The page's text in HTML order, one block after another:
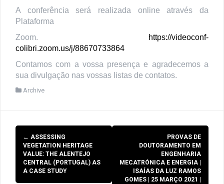
A conferência será realizada online através da
Plataforma
Zoom.
https://videoconf-
colibri.zoom.us/j/88670733864
Contamos com a vossa presença e agradecemos a
sua divulgação nas vossas listas de contatos.
Archive
Post
navigation
← ASSESSING
VEGETATION HERITAGE
VALUE: THE ALENTEJO
CENTRAL (PORTUGAL) AS
A CASE STUDY
PROVAS DE
DOUTORAMENTO EM
ENGENHARIA
MECATRÓNICA E ENERGIA |
ISAÍAS DA LUZ RAMOS
GOMES | 25 MARÇO 2021 |